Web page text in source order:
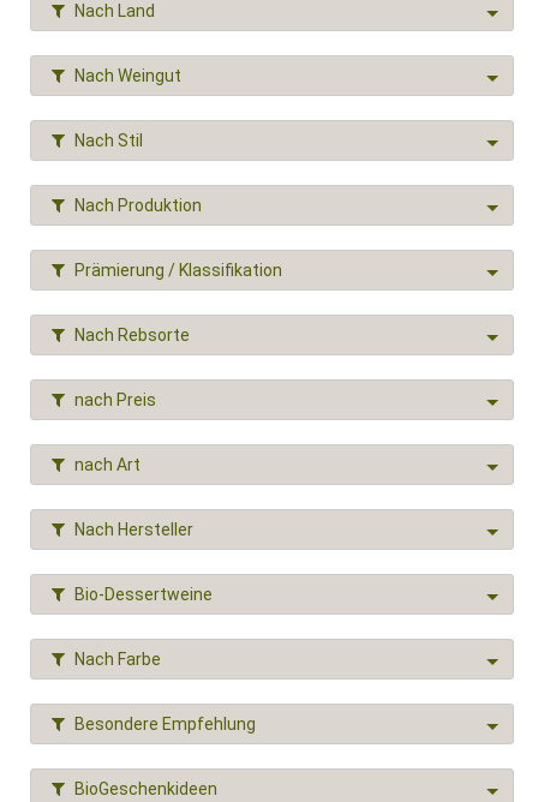
Nach Land
Nach Weingut
Nach Stil
Nach Produktion
Prämierung / Klassifikation
Nach Rebsorte
nach Preis
nach Art
Nach Hersteller
Bio-Dessertweine
Nach Farbe
Besondere Empfehlung
BioGeschenkideen